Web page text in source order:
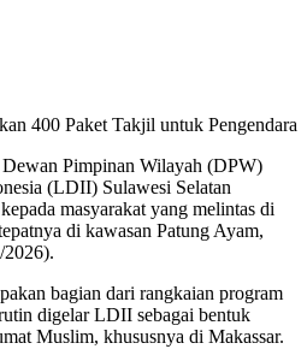
400 Paket Takjil untuk Pengendara
Dewan Pimpinan Wilayah (DPW)
(LDII) Sulawesi Selatan
masyarakat yang melintas di
di kawasan Patung Ayam,
bagian dari rangkaian program
digelar LDII sebagai bentuk
Muslim, khususnya di Makassar.